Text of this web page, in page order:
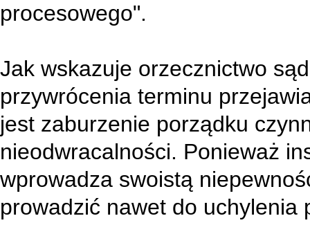
procesowego".
Jak wskazuje orzecznictwo
przywrócenia terminu
jest zaburzenie porządku
nieodwracalności. Ponieważ
wprowadza swoistą
prowadzić nawet do uchylenia